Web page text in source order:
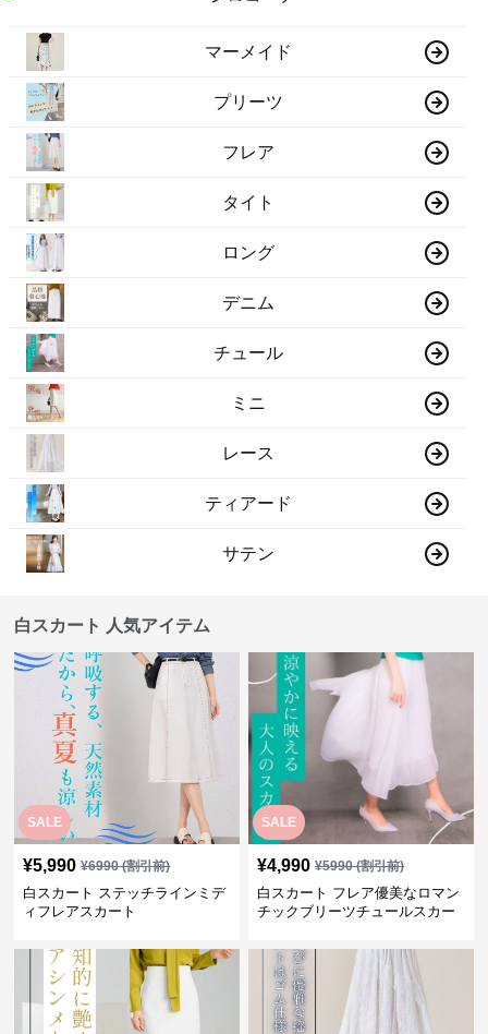
マーメイド
プリーツ
フレア
タイト
ロング
デニム
チュール
ミニ
レース
ティアード
サテン
白スカート 人気アイテム
SALE
¥5,990 ¥6990(割引前)
白スカート ステッチラインミデ
ィフレアスカート
SALE
¥4,990 ¥5990(割引前)
白スカート フレア優美なロマン
チックブリーツチュールスカー